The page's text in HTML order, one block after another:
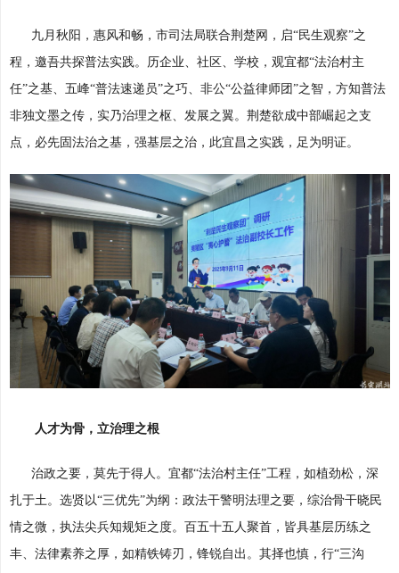
九月秋阳，惠风和畅，市司法局联合荆楚网，启“民生观察”之
程，邀吾共探普法实践。历企业、社区、学校，观宜都“法治村主
任”之基、五峰“普法速递员”之巧、非公“公益律师团”之智，方知普法
非独文墨之传，实乃治理之枢、发展之翼。荆楚欲成中部崛起之支
点，必先固法治之基，强基层之治，此宜昌之实践，足为明证。
人才为骨，立治理之根
治政之要，莫先于得人。宜都“法治村主任”工程，如植劲松，深
扎于土。选贤以“三优先”为纲：政法干警明法理之要，综治骨干晓民
情之微，执法尖兵知规矩之度。百五十五人聚首，皆具基层历练之
丰、法律素养之厚，如精铁铸刃，锋锐自出。其择也慎，行“三沟